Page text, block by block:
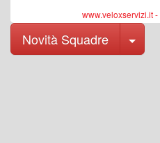
www.veloxservizi.it
Novità Squadre